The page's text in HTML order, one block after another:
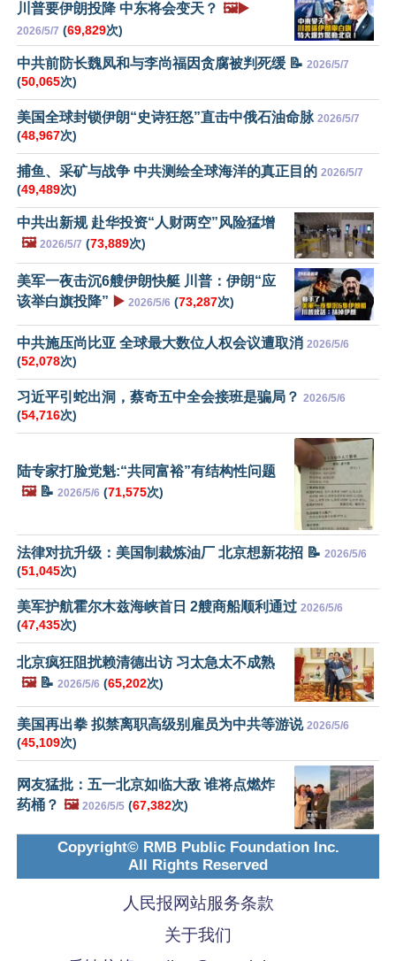
川普要伊朗投降 中东将会变天？ 🖼️▶️
2026/5/7 (69,829次)
中共前防长魏凤和与李尚福因贪腐被判死缓 📝 2026/5/7
(50,065次)
美国全球封锁伊朗“史诗狂怒”直击中俄石油命脉 2026/5/7
(48,967次)
捕鱼、采矿与战争 中共测绘全球海洋的真正目的 2026/5/7
(49,489次)
中共出新规 赴华投资“人财两空”风险猛增
🖼️ 2026/5/7 (73,889次)
美军一夜击沉6艘伊朗快艇 川普：伊朗“应
该举白旗投降” ▶️ 2026/5/6 (73,287次)
中共施压尚比亚 全球最大数位人权会议遭取消 2026/5/6
(52,078次)
习近平引蛇出洞，蔡奇五中全会接班是骗局？ 2026/5/6
(54,716次)
陆专家打脸党魁:“共同富裕”有结构性问题
🖼️📝 2026/5/6 (71,575次)
法律对抗升级：美国制裁炼油厂 北京想新花招 📝 2026/5/6
(51,045次)
美军护航霍尔木兹海峡首日 2艘商船顺利通过 2026/5/6
(47,435次)
北京疯狂阻扰赖清德出访 习太急太不成熟
🖼️📝 2026/5/6 (65,202次)
美国再出拳 拟禁离职高级别雇员为中共等游说 2026/5/6
(45,109次)
网友猛批：五一北京如临大敌 谁将点燃炸
药桶？ 🖼️ 2026/5/5 (67,382次)
Copyright© RMB Public Foundation Inc.
All Rights Reserved
人民报网站服务条款
关于我们